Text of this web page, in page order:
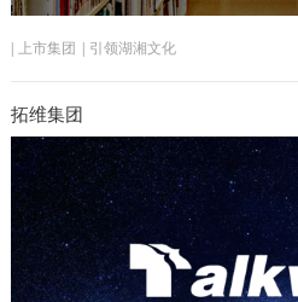
上市集团 引领湖湘文化
拓维集团